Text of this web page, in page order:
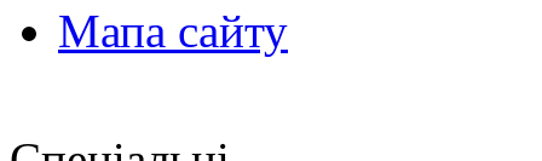
Мапа сайту